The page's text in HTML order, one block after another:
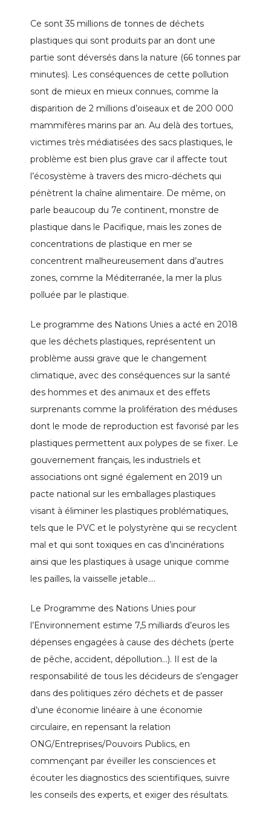
Ce sont 35 millions de tonnes de déchets
plastiques qui sont produits par an dont une
partie sont déversés dans la nature (66 tonnes par
minutes). Les conséquences de cette pollution
sont de mieux en mieux connues, comme la
disparition de 2 millions d’oiseaux et de 200 000
mammifères marins par an. Au delà des tortues,
victimes très médiatisées des sacs plastiques, le
problème est bien plus grave car il affecte tout
l’écosystème à travers des micro-déchets qui
pénètrent la chaîne alimentaire. De même, on
parle beaucoup du 7e continent, monstre de
plastique dans le Pacifique, mais les zones de
concentrations de plastique en mer se
concentrent malheureusement dans d’autres
zones, comme la Méditerranée, la mer la plus
polluée par le plastique.
Le programme des Nations Unies a acté en 2018
que les déchets plastiques, représentent un
problème aussi grave que le changement
climatique, avec des conséquences sur la santé
des hommes et des animaux et des effets
surprenants comme la prolifération des méduses
dont le mode de reproduction est favorisé par les
plastiques permettent aux polypes de se fixer. Le
gouvernement français, les industriels et
associations ont signé également en 2019 un
pacte national sur les emballages plastiques
visant à éliminer les plastiques problématiques,
tels que le PVC et le polystyrène qui se recyclent
mal et qui sont toxiques en cas d’incinérations
ainsi que les plastiques à usage unique comme
les pailles, la vaisselle jetable….
Le Programme des Nations Unies pour
l’Environnement estime 7,5 milliards d’euros les
dépenses engagées à cause des déchets (perte
de pêche, accident, dépollution…). Il est de la
responsabilité de tous les décideurs de s’engager
dans des politiques zéro déchets et de passer
d’une économie linéaire à une économie
circulaire, en repensant la relation
ONG/Entreprises/Pouvoirs Publics, en
commençant par éveiller les consciences et
écouter les diagnostics des scientifiques, suivre
les conseils des experts, et exiger des résultats.